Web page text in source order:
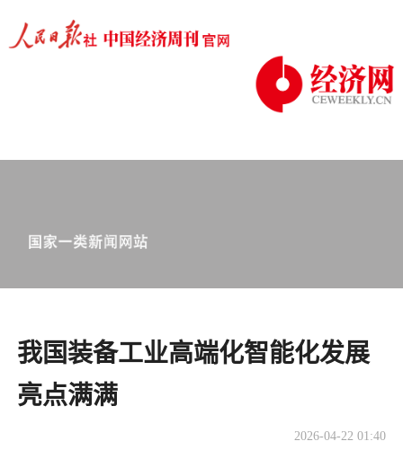
我国装备工业高端化智能化发展
亮点满满
2026-04-22 01:40